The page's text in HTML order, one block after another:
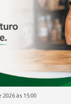
às 15:00